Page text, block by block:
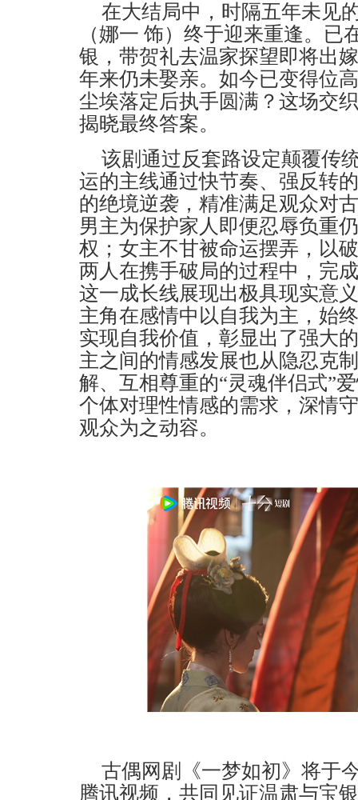
在大结局中，时隔五年未见
（娜一 饰）终于迎来重逢。
银，带贺礼去温家探望即将出
年来仍未娶亲。如今已变得位
尘埃落定后执手圆满？这场交
揭晓最终答案。
该剧通过反套路设定颠覆传
运的主线通过快节奏、强反转
的绝境逆袭，精准满足观众对
男主为保护家人即便忍辱负重
权；女主不甘被命运摆弄，以
两人在携手破局的过程中，完
这一成长线展现出极具现实意
主角在感情中以自我为主，始
实现自我价值，彰显出了强大
主之间的情感发展也从隐忍克
解、互相尊重的“灵魂伴侣式”
个体对理性情感的需求，深情
观众为之动容。
古偶网剧《一梦如初》将于
腾讯视频，共同见证温肃与宝